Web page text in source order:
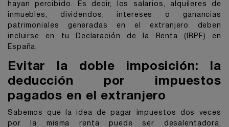
hayan percibido. Es decir, los salarios, alquileres de
inmuebles, dividendos, intereses o ganancias
patrimoniales generadas en el extranjero deben
incluirse en tu Declaración de la Renta (IRPF) en
España.
Evitar la doble imposición: la
deducción por impuestos
pagados en el extranjero
Sabemos que la idea de pagar impuestos dos veces
por la misma renta puede ser desalentadora.